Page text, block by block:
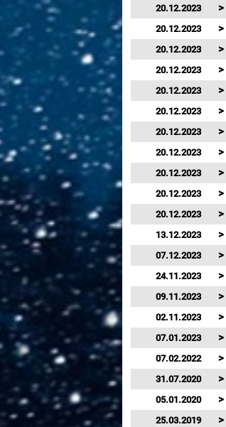
20.12.2023 >
20.12.2023 >
20.12.2023 >
20.12.2023 >
20.12.2023 >
20.12.2023 >
20.12.2023 >
20.12.2023 >
20.12.2023 >
20.12.2023 >
20.12.2023 >
13.12.2023 >
07.12.2023 >
24.11.2023 >
09.11.2023 >
02.11.2023 >
07.01.2023 >
07.02.2022 >
31.07.2020 >
05.01.2020 >
25.03.2019 >